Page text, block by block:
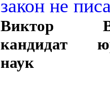
Виктор
кандидат
наук